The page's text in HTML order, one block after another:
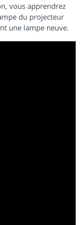
vous apprendrez
du projecteur
une lampe neuve.